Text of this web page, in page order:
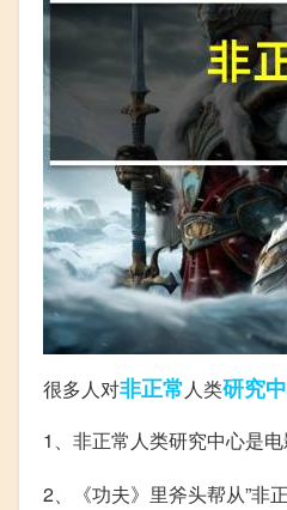
很多人对非正常人类研究
1、非正常人类研究中心是
2、《功夫》里斧头帮从”非